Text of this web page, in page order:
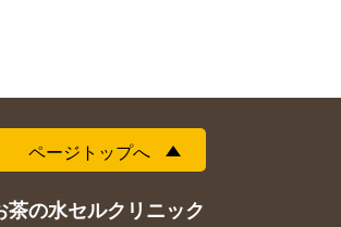
ページトップへ
茶の水セルクリニック